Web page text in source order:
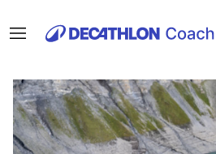
Menu